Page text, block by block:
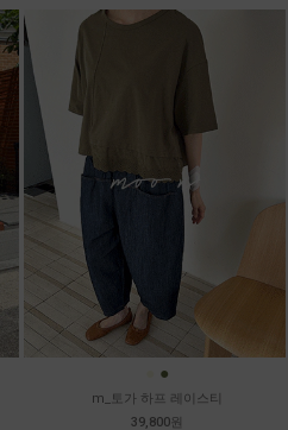
●
m_토가 하프 레이스티
39,800원